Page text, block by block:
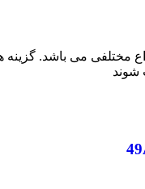
مختلفی می باشد. گزینه